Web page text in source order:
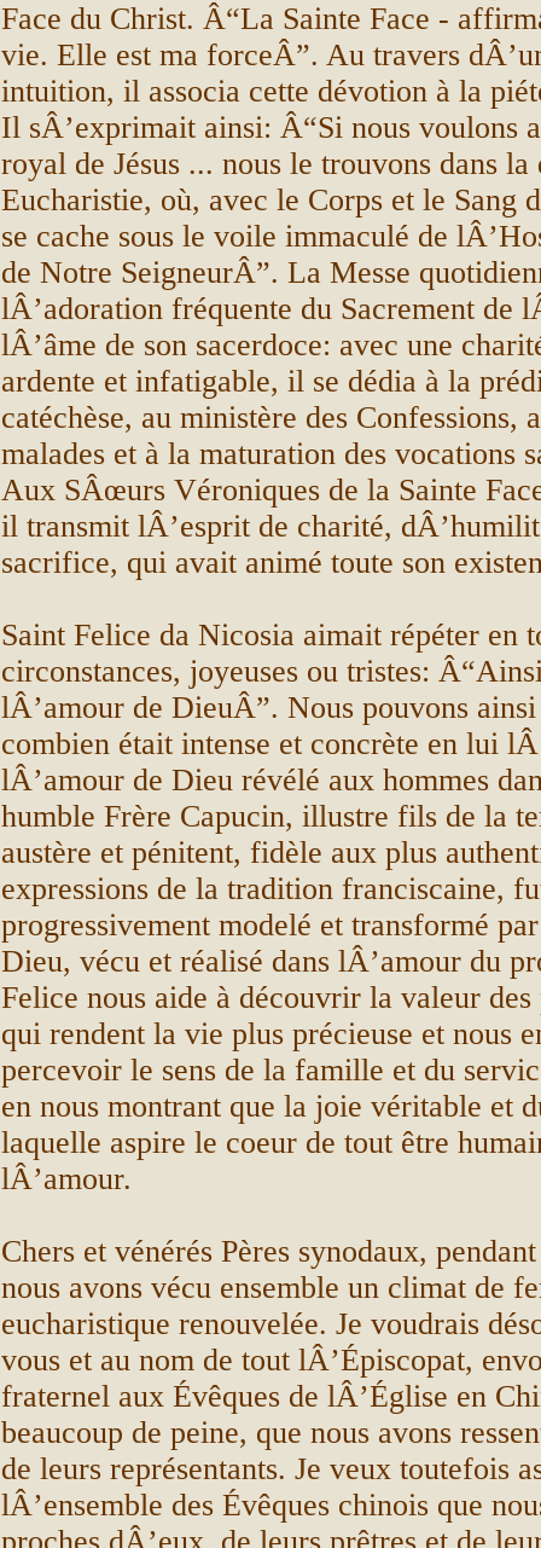
Face du Christ. Â“La Sainte Face -
vie. Elle est ma forceÂ”. Au travers
intuition, il associa cette dévotion à la
Il sÂ’exprimait ainsi: Â“Si nous voulons
royal de Jésus ... nous le trouvons dans
Eucharistie, où, avec le Corps et le Sang
se cache sous le voile immaculé de
de Notre SeigneurÂ”. La Messe
lÂ’adoration fréquente du Sacrement de
lÂ’âme de son sacerdoce: avec une
ardente et infatigable, il se dédia à la
catéchèse, au ministère des Confessions,
malades et à la maturation des vocations
Aux SÂœurs Véroniques de la Sainte
il transmit lÂ’esprit de charité,
sacrifice, qui avait animé toute son
Saint Felice da Nicosia aimait répéter en
circonstances, joyeuses ou tristes:
lÂ’amour de DieuÂ”. Nous pouvons
combien était intense et concrète en lui
lÂ’amour de Dieu révélé aux hommes
humble Frère Capucin, illustre fils de la
austère et pénitent, fidèle aux plus
expressions de la tradition franciscaine,
progressivement modelé et transformé
Dieu, vécu et réalisé dans lÂ’amour du
Felice nous aide à découvrir la valeur des
qui rendent la vie plus précieuse et nous
percevoir le sens de la famille et du
en nous montrant que la joie véritable et
laquelle aspire le coeur de tout être
lÂ’amour.
Chers et vénérés Pères synodaux,
nous avons vécu ensemble un climat de
eucharistique renouvelée. Je voudrais
vous et au nom de tout lÂ’Épiscopat,
fraternel aux Évêques de lÂ’Église en
beaucoup de peine, que nous avons
de leurs représentants. Je veux toutefois
lÂ’ensemble des Évêques chinois que